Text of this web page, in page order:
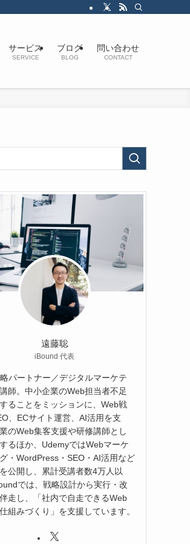
サービス
SERVICE
ブログ
BLOG
問い合わせ
CONTACT
遠藤聡
iBound 代表
パートナー／デジタルマーケテ
師。中小企業のWeb担当者不足
ることをミッションに、Web戦
、ECサイト運営、AI活用を支
のWeb集客支援や研修講師とし
るほか、UdemyではWebマーケ
・WordPress・SEO・AI活用など
公開し、累計受講者数4万人以
では、戦略設計から実行・改
走し、「社内で自走できるWeb
組みづくり」を支援しています。